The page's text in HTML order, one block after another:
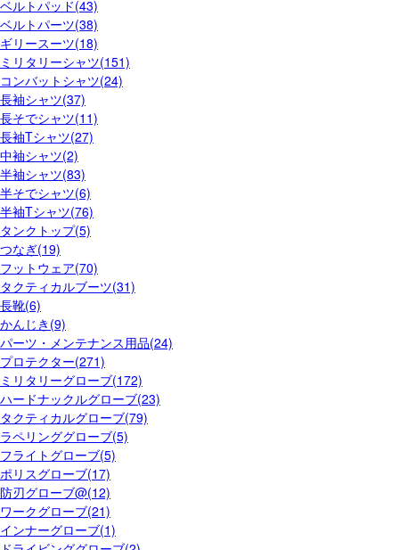
ベルトパッド(43)
ベルトパーツ(38)
ギリースーツ(18)
ミリタリーシャツ(151)
コンバットシャツ(24)
長袖シャツ(37)
長そでシャツ(11)
長袖Tシャツ(27)
中袖シャツ(2)
半袖シャツ(83)
半そでシャツ(6)
半袖Tシャツ(76)
タンクトップ(5)
つなぎ(19)
フットウェア(70)
タクティカルブーツ(31)
長靴(6)
かんじき(9)
パーツ・メンテナンス用品(24)
プロテクター(271)
ミリタリーグローブ(172)
ハードナックルグローブ(23)
タクティカルグローブ(79)
ラペリンググローブ(5)
フライトグローブ(5)
ポリスグローブ(17)
防刃グローブ@(12)
ワークグローブ(21)
インナーグローブ(1)